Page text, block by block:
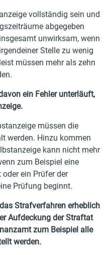
vollständig sein und
abgegeben
unwirksam, wenn
Stelle zu wenig
müssen mehr als zehn
ein Fehler unterläuft,
müssen die
werden. Hinzu kommen
kann nicht mehr
zum Beispiel eine
ein Prüfer der
Prüfung beginnt.
Strafverfahren erheblich
Aufdeckung der Straftat
zum Beispiel alle
werden.